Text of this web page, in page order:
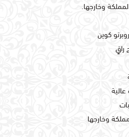
وخارجها.
كوين
راقٍ
وخارجها